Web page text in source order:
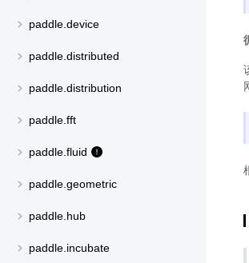
paddle.device
paddle.distributed
paddle.distribution
paddle.fft
paddle.fluid
paddle.geometric
paddle.hub
paddle.incubate